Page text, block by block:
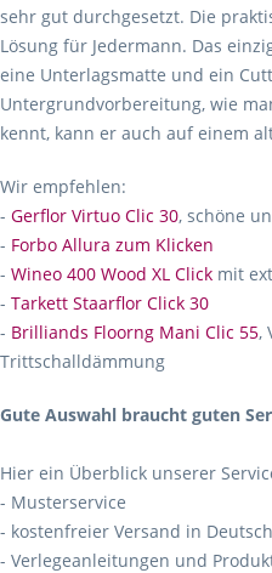
sehr gut durchgesetzt. Die
Lösung für Jedermann. Das
eine Unterlagsmatte und ein
Untergrundvorbereitung, wie
kennt, kann er auch auf einem
Wir empfehlen:
- Gerflor Virtuo Clic 30, schöne
- Forbo Allura zum Klicken
- Wineo 400 Wood XL Click mit
- Tarkett Staarflor Click 30
- Brilliands Floorng Mani Clic 55,
Trittschalldämmung
Gute Auswahl braucht guten
Hier ein Überblick unserer
- Musterservice
- kostenfreier Versand in
- Verlegeanleitungen und